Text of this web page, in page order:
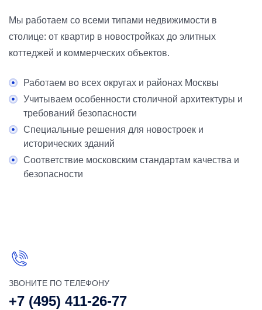
Мы работаем со всеми типами недвижимости в
столице: от квартир в новостройках до элитных
коттеджей и коммерческих объектов.
Работаем во всех округах и районах Москвы
Учитываем особенности столичной архитектуры и
требований безопасности
Специальные решения для новостроек и
исторических зданий
Соответствие московским стандартам качества и
безопасности
ЗВОНИТЕ ПО ТЕЛЕФОНУ
+7 (495) 411-26-77